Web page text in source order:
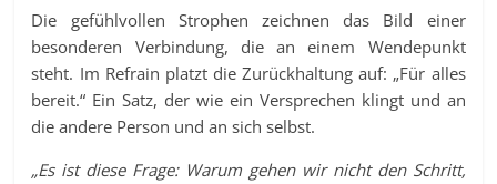
Die gefühlvollen Strophen zeichnen das Bild einer
besonderen Verbindung, die an einem Wendepunkt
steht. Im Refrain platzt die Zurückhaltung auf: „Für alles
bereit.“ Ein Satz, der wie ein Versprechen klingt und an
die andere Person und an sich selbst.
„Es ist diese Frage: Warum gehen wir nicht den Schritt,